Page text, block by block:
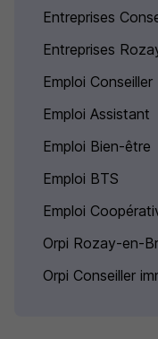
Entreprises
Entreprises
Emploi Conseiller
Emploi Assistant
Emploi Bien-être
Emploi BTS
Emploi
Orpi Rozay-en-
Orpi Conseiller